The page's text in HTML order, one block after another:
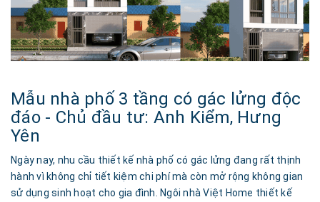
Mẫu nhà phố 3 tầng có gác lửng độc
đáo - Chủ đầu tư: Anh Kiểm, Hưng
Yên
Ngày nay, nhu cầu thiết kế nhà phố có gác lửng đang rất thịnh
hành vì không chỉ tiết kiệm chi phí mà còn mở rộng không gian
sử dụng sinh hoạt cho gia đình. Ngôi nhà Việt Home thiết kế